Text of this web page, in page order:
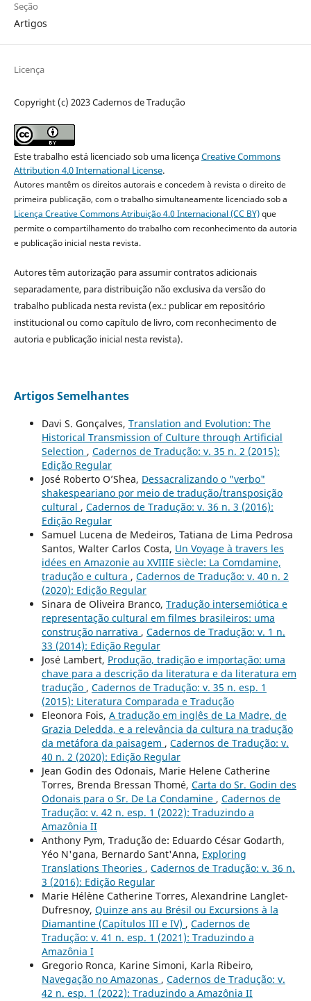
Seção
Artigos
Licença
Copyright (c) 2023 Cadernos de Tradução
Este trabalho está licenciado sob uma licençaCreative Commons
Attribution 4.0 International License.
Autores mantêm os direitos autorais e concedem à revista o direito de
primeira publicação, com o trabalho simultaneamente licenciado sob a
Licença Creative Commons Atribuição 4.0 Internacional (CC BY)que
permite o compartilhamento do trabalho com reconhecimento da autoria
e publicação inicial nesta revista.
Autores têm autorização para assumir contratos adicionais
separadamente, para distribuição não exclusiva da versão do
trabalho publicada nesta revista (ex.: publicar em repositório
institucional ou como capítulo de livro, com reconhecimento de
autoria e publicação inicial nesta revista).
Artigos Semelhantes
Davi S. Gonçalves, Translation and Evolution: The
Historical Transmission of Culture through Artificial
Selection , Cadernos de Tradução: v. 35 n. 2 (2015):
Edição Regular
José Roberto O’Shea, Dessacralizando o "verbo"
shakespeariano por meio de tradução/transposição
cultural , Cadernos de Tradução: v. 36 n. 3 (2016):
Edição Regular
Samuel Lucena de Medeiros, Tatiana de Lima Pedrosa
Santos, Walter Carlos Costa, Un Voyage à travers les
idées en Amazonie au XVIIIE siècle: La Comdamine,
tradução e cultura , Cadernos de Tradução: v. 40 n. 2
(2020): Edição Regular
Sinara de Oliveira Branco, Tradução intersemiótica e
representação cultural em filmes brasileiros: uma
construção narrativa , Cadernos de Tradução: v. 1 n.
33 (2014): Edição Regular
José Lambert, Produção, tradição e importação: uma
chave para a descrição da literatura e da literatura em
tradução , Cadernos de Tradução: v. 35 n. esp. 1
(2015): Literatura Comparada e Tradução
Eleonora Fois, A tradução em inglês de La Madre, de
Grazia Deledda, e a relevância da cultura na tradução
da metáfora da paisagem , Cadernos de Tradução: v.
40 n. 2 (2020): Edição Regular
Jean Godin des Odonais, Marie Helene Catherine
Torres, Brenda Bressan Thomé, Carta do Sr. Godin des
Odonais para o Sr. De La Condamine , Cadernos de
Tradução: v. 42 n. esp. 1 (2022): Traduzindo a
Amazônia II
Anthony Pym, Tradução de: Eduardo César Godarth,
Yéo N'gana, Bernardo Sant'Anna, Exploring
Translations Theories , Cadernos de Tradução: v. 36 n.
3 (2016): Edição Regular
Marie Hélène Catherine Torres, Alexandrine Langlet-
Dufresnoy, Quinze ans au Brésil ou Excursions à la
Diamantine (Capítulos III e IV) , Cadernos de
Tradução: v. 41 n. esp. 1 (2021): Traduzindo a
Amazônia I
Gregorio Ronca, Karine Simoni, Karla Ribeiro,
Navegação no Amazonas , Cadernos de Tradução: v.
42 n. esp. 1 (2022): Traduzindo a Amazônia II